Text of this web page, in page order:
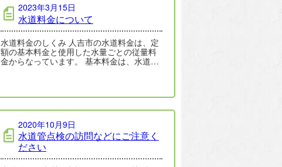
2023年3月15日
水道料金について
水道料金のしくみ 人吉市の水道料金は、定
額の基本料金と使用した水量ごとの従量料
金からなっています。 基本料金は、水道メ
2020年10月9日
水道管点検の訪問などにご注意く
ださい